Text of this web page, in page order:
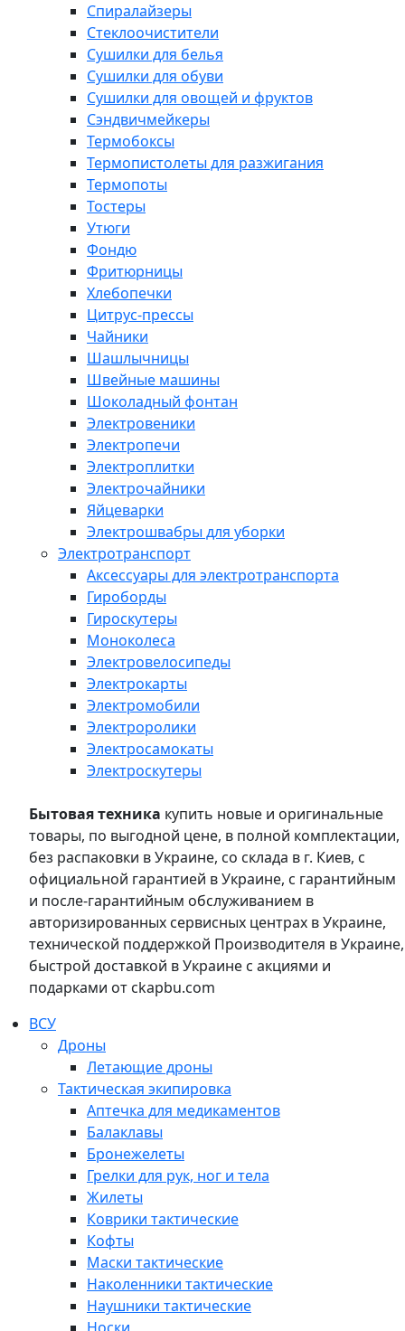
Спиралайзеры
Стеклоочистители
Сушилки для белья
Сушилки для обуви
Сушилки для овощей и фруктов
Сэндвичмейкеры
Термобоксы
Термопистолеты для разжигания
Термопоты
Тостеры
Утюги
Фондю
Фритюрницы
Хлебопечки
Цитрус-прессы
Чайники
Шашлычницы
Швейные машины
Шоколадный фонтан
Электровеники
Электропечи
Электроплитки
Электрочайники
Яйцеварки
Электрошвабры для уборки
Электротранспорт
Аксессуары для электротранспорта
Гироборды
Гироскутеры
Моноколеса
Электровелосипеды
Электрокарты
Электромобили
Электроролики
Электросамокаты
Электроскутеры
Бытовая техника купить новые и оригинальные
товары, по выгодной цене, в полной комплектации,
без распаковки в Украине, со склада в г. Киев, с
официальной гарантией в Украине, с гарантийным
и после-гарантийным обслуживанием в
авторизированных сервисных центрах в Украине,
технической поддержкой Производителя в Украине,
быстрой доставкой в Украине с акциями и
подарками от ckapbu.com
ВСУ
Дроны
Летающие дроны
Тактическая экипировка
Аптечка для медикаментов
Балаклавы
Бронежелеты
Грелки для рук, ног и тела
Жилеты
Коврики тактические
Кофты
Маски тактические
Наколенники тактические
Наушники тактические